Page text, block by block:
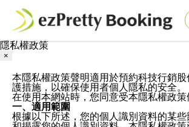
隱私權政策
×
本隱私權政策聲明適用於預約科技行銷
護措施，以確保使用者個人隱私的安全。
在使用本網站時，您同意受本隱私權政
一、適用範圍
根據以下所述，您的個人識別資料的某